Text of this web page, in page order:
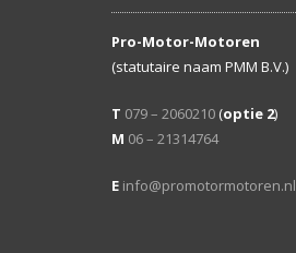
Pro-Motor-Motoren
(statutaire naam PMM B.V.)
T 079 – 2060210 (optie 2)
M 06 – 21314764
E info@promotormotoren.nl